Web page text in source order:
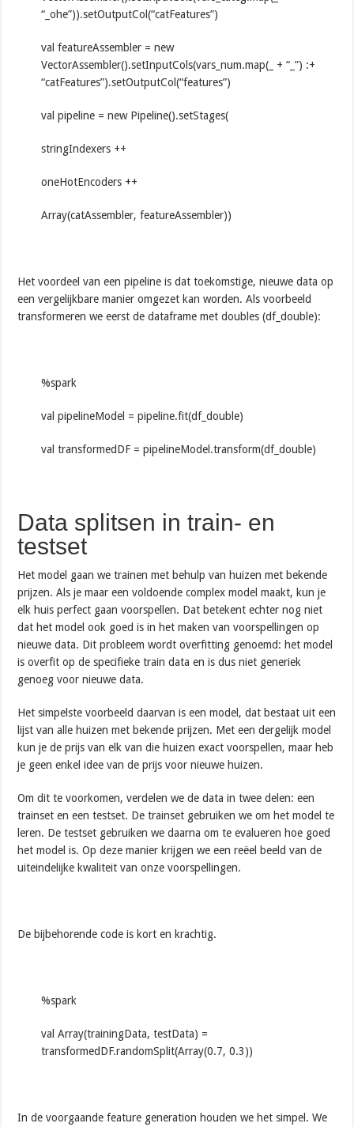
“_ohe”)).setOutputCol(“catFeatures”)
val featureAssembler = new
VectorAssembler().setInputCols(vars_num.map(_ + “_”) :+
“catFeatures”).setOutputCol(“features”)
val pipeline = new Pipeline().setStages(
stringIndexers ++
oneHotEncoders ++
Array(catAssembler, featureAssembler))
Het voordeel van een pipeline is dat toekomstige, nieuwe data op
een vergelijkbare manier omgezet kan worden. Als voorbeeld
transformeren we eerst de dataframe met doubles (df_double):
%spark
val pipelineModel = pipeline.fit(df_double)
val transformedDF = pipelineModel.transform(df_double)
Data splitsen in train- en
testset
Het model gaan we trainen met behulp van huizen met bekende
prijzen. Als je maar een voldoende complex model maakt, kun je
elk huis perfect gaan voorspellen. Dat betekent echter nog niet
dat het model ook goed is in het maken van voorspellingen op
nieuwe data. Dit probleem wordt overfitting genoemd: het model
is overfit op de specifieke train data en is dus niet generiek
genoeg voor nieuwe data.
Het simpelste voorbeeld daarvan is een model, dat bestaat uit een
lijst van alle huizen met bekende prijzen. Met een dergelijk model
kun je de prijs van elk van die huizen exact voorspellen, maar heb
je geen enkel idee van de prijs voor nieuwe huizen.
Om dit te voorkomen, verdelen we de data in twee delen: een
trainset en een testset. De trainset gebruiken we om het model te
leren. De testset gebruiken we daarna om te evalueren hoe goed
het model is. Op deze manier krijgen we een reëel beeld van de
uiteindelijke kwaliteit van onze voorspellingen.
De bijbehorende code is kort en krachtig.
%spark
val Array(trainingData, testData) =
transformedDF.randomSplit(Array(0.7, 0.3))
In de voorgaande feature generation houden we het simpel. We